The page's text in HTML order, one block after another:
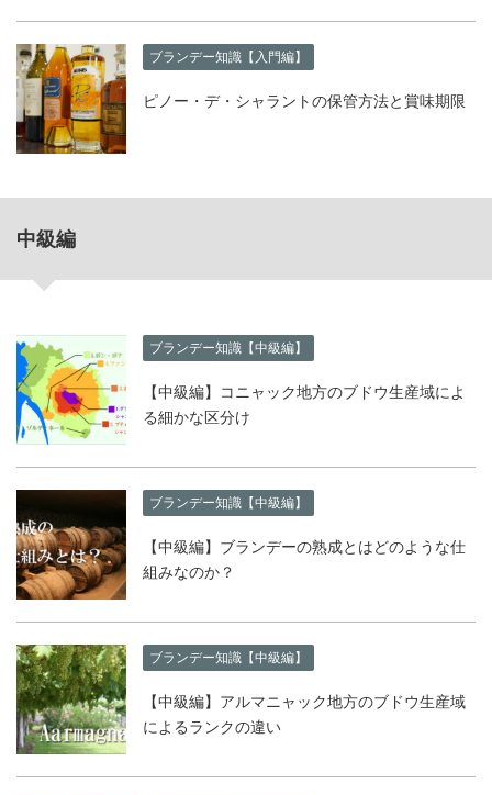
ブランデー知識【入門編】
ピノー・デ・シャラントの保管方法と賞味期限
中級編
ブランデー知識【中級編】
【中級編】コニャック地方のブドウ生産域によ
る細かな区分け
ブランデー知識【中級編】
【中級編】ブランデーの熟成とはどのような仕
組みなのか？
ブランデー知識【中級編】
【中級編】アルマニャック地方のブドウ生産域
によるランクの違い